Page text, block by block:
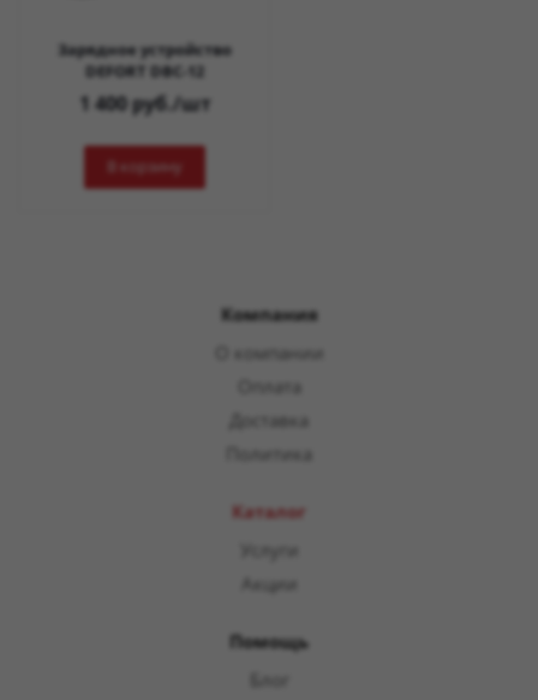
Зарядное устройство
DEFORT DBC-12
1 400руб./шт
В корзину
Компания
О компании
Оплата
Доставка
Политика
Каталог
Услуги
Акции
Помощь